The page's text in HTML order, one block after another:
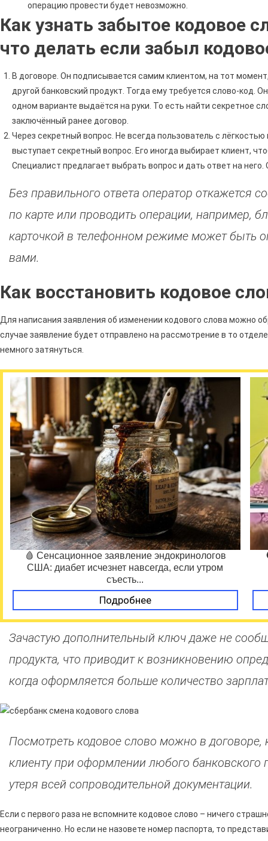
операцию провести будет невозможно.
Как узнать забытое кодовое
что делать если забыл
В договоре. Он подписывается самим клиентом, на тот
другой банковский продукт. Тогда ему требуется слово-код.
одном варианте выдаётся на руки. То есть найти секретное
заключённый ранее договор.
Через секретный вопрос. Не всегда пользователь с
выступает секретный вопрос. Его иногда выбирает клиент,
Специалист предлагает выбрать вопрос и дать ответ на него.
Без правильного ответа оператор
по карте или проводить операции, например,
карточкой в телефонном режиме может быть
вами.
Как восстановить кодовое
Для написания заявления об изменении кодового слова можно
случае заявление будет отправлено на рассмотрение в то
немного затянуться.
🩸 Сенсационное заявление эндокринологов
США: диабет исчезнет навсегда, если утром
съесть...
Подробнее
Зачастую дополнительный ключ даже не
продукта, что приводит к возникновению
когда оформляется больше количество
Посмотреть кодовое слово можно в
клиенту при оформлении любого банковского
утеря всей сопроводительной документации.
Если с первого раза не вспомните кодовое слово – ничего
неограниченно. Но если не назовете номер паспорта, то